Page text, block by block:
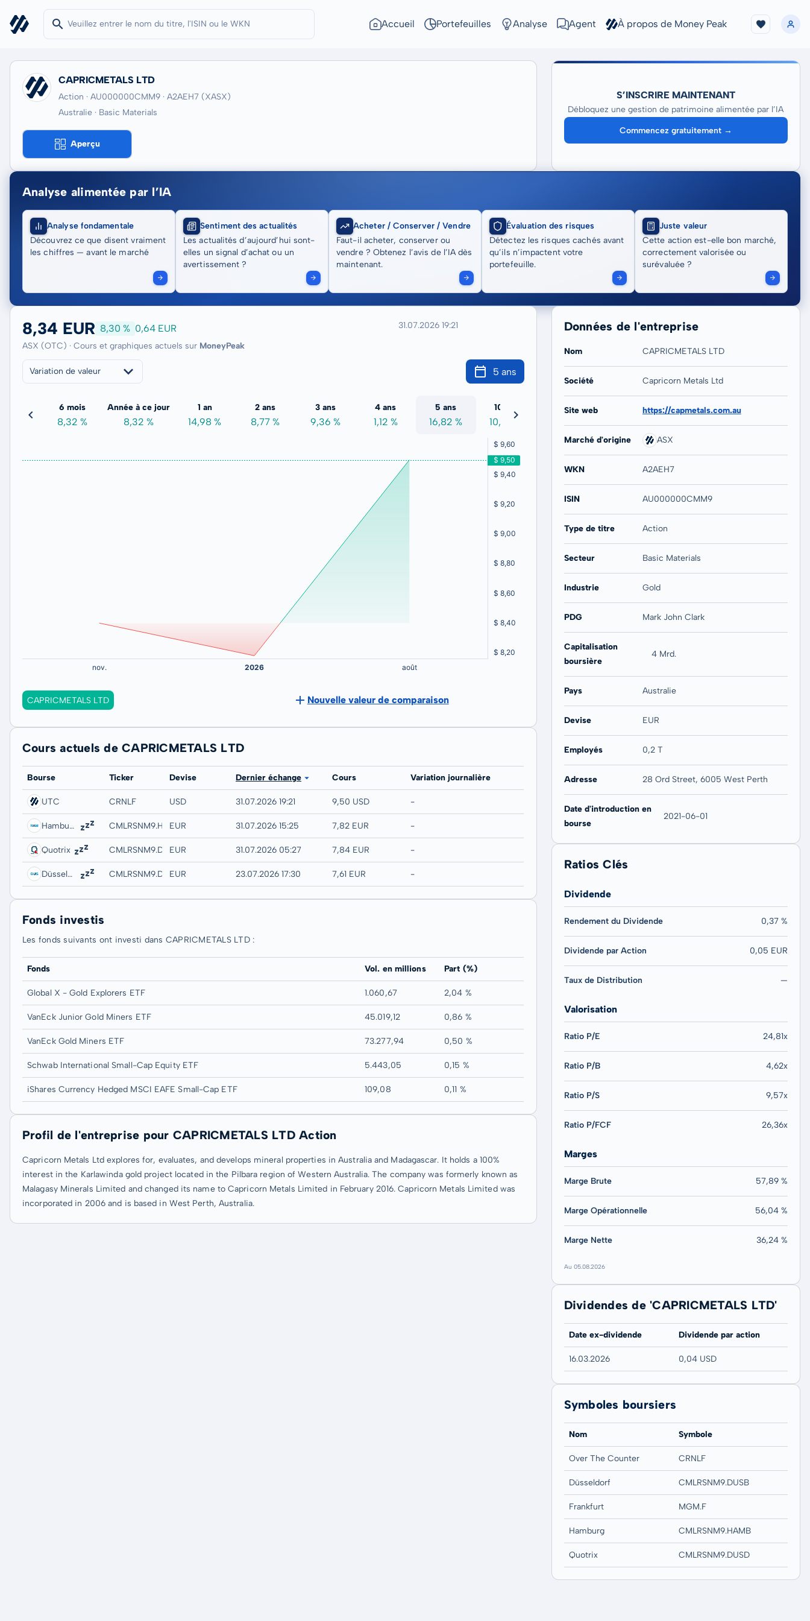
Accueil Portefeuilles Analyse Agent À propos de Money Peak
CAPRICMETALS LTD
Action · AU000000CMM9 · A2AEH7 (XASX)
Australie · Basic Materials
Aperçu
S’INSCRIRE MAINTENANT
Débloquez une gestion de patrimoine alimentée par l’IA
Commencez gratuitement →
Analyse alimentée par l’IA
Analyse fondamentale
Découvrez ce que disent vraiment
les chiffres — avant le marché
Sentiment des actualités
Les actualités d’aujourd’hui sont-
elles un signal d’achat ou un
avertissement ?
Acheter / Conserver / Vendre
Faut-il acheter, conserver ou
vendre ? Obtenez l’avis de l’IA dès
maintenant.
Évaluation des risques
Détectez les risques cachés avant
qu’ils n’impactent votre
portefeuille.
Juste valeur
Cette action est-elle bon marché,
correctement valorisée ou
surévaluée ?
8,34 EUR 8,30 % 0,64 EUR
ASX (OTC) · Cours et graphiques actuels sur MoneyPeak
31.07.2026 19:21
Variation de valeur 5 ans
6 mois
8,32 %
Année à ce jour
8,32 %
1 an
14,98 %
2 ans
8,77 %
3 ans
9,36 %
4 ans
1,12 %
5 ans
16,82 %
10 ans
10,09 %
20 ans
CAPRICMETALS LTD Nouvelle valeur de comparaison
Cours actuels de CAPRICMETALS LTD
Bourse Ticker Devise Dernier échange Cours Variation journalière
UTC CRNLF USD 31.07.2026 19:21 9,50 USD -
Hamburg CMLRSNM9.HAMB
EUR 31.07.2026 15:25 7,82 EUR -
Quotrix CMLRSNM9.DUSD
EUR 31.07.2026 05:27 7,84 EUR -
Düsseldorf CMLRSNM9.DUSB
EUR 23.07.2026 17:30 7,61 EUR -
Fonds investis
Les fonds suivants ont investi dans CAPRICMETALS LTD :
Fonds Vol. en millions Part (%)
Global X - Gold Explorers ETF 1.060,67 2,04 %
VanEck Junior Gold Miners ETF 45.019,12 0,86 %
VanEck Gold Miners ETF 73.277,94 0,50 %
Schwab International Small-Cap Equity ETF 5.443,05 0,15 %
iShares Currency Hedged MSCI EAFE Small-Cap ETF 109,08 0,11 %
Profil de l'entreprise pour CAPRICMETALS LTD Action
Capricorn Metals Ltd explores for, evaluates, and develops mineral properties in Australia and Madagascar. It holds a 100%
interest in the Karlawinda gold project located in the Pilbara region of Western Australia. The company was formerly known as
Malagasy Minerals Limited and changed its name to Capricorn Metals Limited in February 2016. Capricorn Metals Limited was
incorporated in 2006 and is based in West Perth, Australia.
Données de l'entreprise
Nom CAPRICMETALS LTD
Société Capricorn Metals Ltd
Site web https://capmetals.com.au
Marché d'origine ASX
WKN A2AEH7
ISIN AU000000CMM9
Type de titre Action
Secteur Basic Materials
Industrie Gold
PDG Mark John Clark
Capitalisation
boursière
4 Mrd.
Pays Australie
Devise EUR
Employés 0,2 T
Adresse 28 Ord Street, 6005 West Perth
Date d'introduction en
bourse
2021-06-01
Ratios Clés
Dividende
Rendement du Dividende 0,37 %
Dividende par Action 0,05 EUR
Taux de Distribution —
Valorisation
Ratio P/E 24,81x
Ratio P/B 4,62x
Ratio P/S 9,57x
Ratio P/FCF 26,36x
Marges
Marge Brute 57,89 %
Marge Opérationnelle 56,04 %
Marge Nette 36,24 %
Au 05.08.2026
Dividendes de 'CAPRICMETALS LTD'
Date ex-dividende Dividende par action
16.03.2026 0,04 USD
Symboles boursiers
Nom Symbole
Over The Counter CRNLF
Düsseldorf CMLRSNM9.DUSB
Frankfurt MGM.F
Hamburg CMLRSNM9.HAMB
Quotrix CMLRSNM9.DUSD